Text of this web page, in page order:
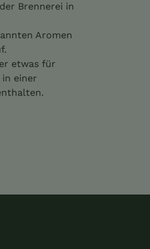
Brennerei in
Aromen
etwas für
einer